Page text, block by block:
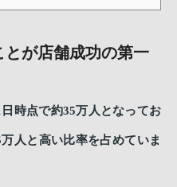
が店舗成功の第一
時点で約35万人となってお
人と高い比率を占めていま